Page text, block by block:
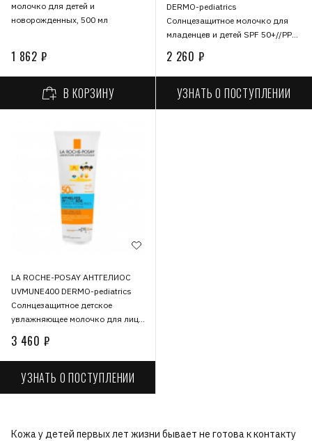
молочко для детей и
новорожденных, 500 мл
1 862 ₽
В КОРЗИНУ
DERMO-pediatrics
Солнцезащитное молочко для
младенцев и детей SPF 50+//PPD
2 260 ₽
УЗНАТЬ О ПОСТУПЛЕНИИ
LA ROCHE-POSAY АНТГЕЛИОС
UVMUNE400 DERMO-pediatrics
Солнцезащитное детское
увлажняющее молочко для лица
3 460 ₽
УЗНАТЬ О ПОСТУПЛЕНИИ
Кожа у детей первых лет жизни бывает не готова к контакту